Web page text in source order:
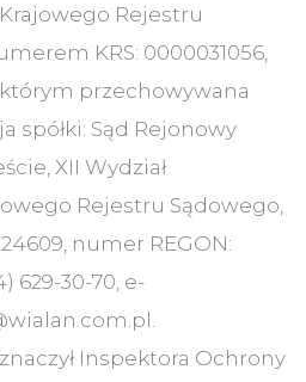
Rejestru
KRS: 0000031056,
przechowywana
spółki: Sąd Rejonowy
XII Wydział
Rejestru Sądowego,
numer REGON:
629-30-70, e-
Inspektora Ochrony